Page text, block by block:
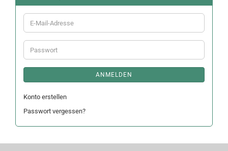
E-
Mail-
Adresse
Passwort
ANMELDEN
Konto erstellen
Passwort vergessen?